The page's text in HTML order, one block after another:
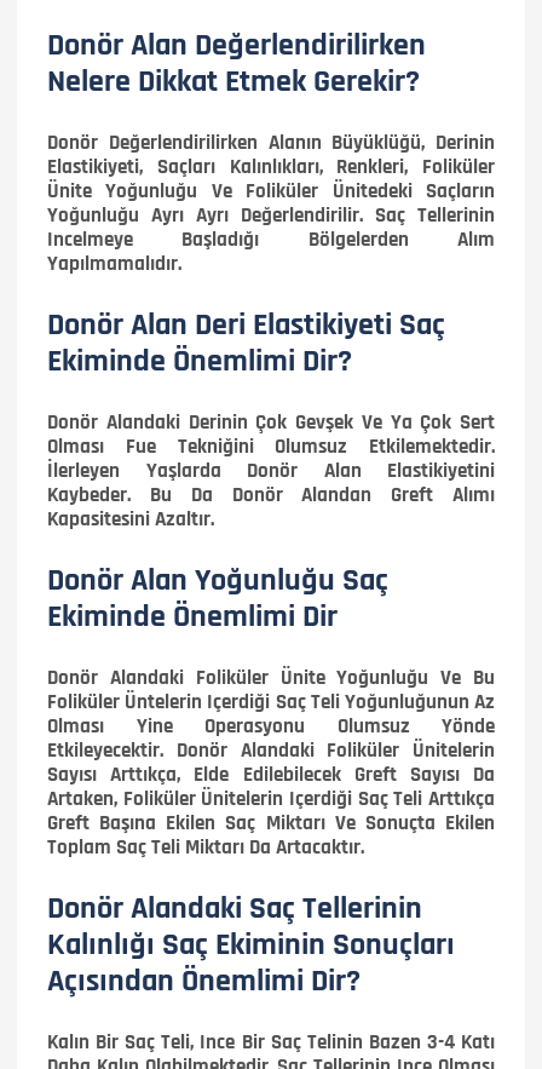
Donör Alan Değerlendirilirken
Nelere Dikkat Etmek Gerekir?
Donör Değerlendirilirken Alanın Büyüklüğü, Derinin
Elastikiyeti, Saçları Kalınlıkları, Renkleri, Foliküler
Ünite Yoğunluğu Ve Foliküler Ünitedeki Saçların
Yoğunluğu Ayrı Ayrı Değerlendirilir. Saç Tellerinin
Incelmeye Başladığı Bölgelerden Alım
Yapılmamalıdır.
Donör Alan Deri Elastikiyeti Saç
Ekiminde Önemlimi Dir?
Donör Alandaki Derinin Çok Gevşek Ve Ya Çok Sert
Olması Fue Tekniğini Olumsuz Etkilemektedir.
İlerleyen Yaşlarda Donör Alan Elastikiyetini
Kaybeder. Bu Da Donör Alandan Greft Alımı
Kapasitesini Azaltır.
Donör Alan Yoğunluğu Saç
Ekiminde Önemlimi Dir
Donör Alandaki Foliküler Ünite Yoğunluğu Ve Bu
Foliküler Üntelerin Içerdiği Saç Teli Yoğunluğunun Az
Olması Yine Operasyonu Olumsuz Yönde
Etkileyecektir. Donör Alandaki Foliküler Ünitelerin
Sayısı Arttıkça, Elde Edilebilecek Greft Sayısı Da
Artaken, Foliküler Ünitelerin Içerdiği Saç Teli Arttıkça
Greft Başına Ekilen Saç Miktarı Ve Sonuçta Ekilen
Toplam Saç Teli Miktarı Da Artacaktır.
Donör Alandaki Saç Tellerinin
Kalınlığı Saç Ekiminin Sonuçları
Açısından Önemlimi Dir?
Kalın Bir Saç Teli, Ince Bir Saç Telinin Bazen 3-4 Katı